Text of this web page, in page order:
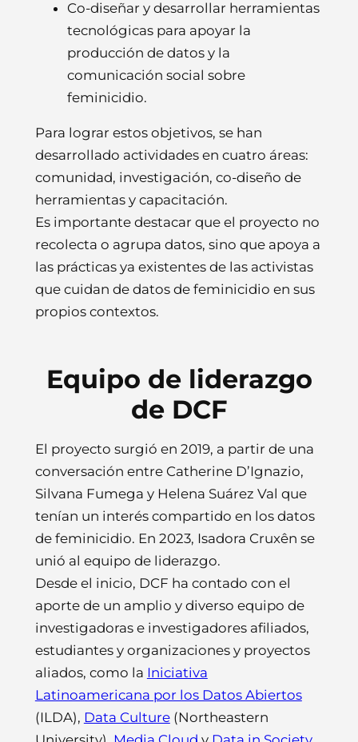
Co-diseñar y desarrollar herramientas
tecnológicas para apoyar la
producción de datos y la
comunicación social sobre
feminicidio.
Para lograr estos objetivos, se han
desarrollado actividades en cuatro áreas:
comunidad, investigación, co-diseño de
herramientas y capacitación.
Es importante destacar que el proyecto no
recolecta o agrupa datos, sino que apoya a
las prácticas ya existentes de las activistas
que cuidan de datos de feminicidio en sus
propios contextos.
Equipo de liderazgo
de DCF
El proyecto surgió en 2019, a partir de una
conversación entre Catherine D’Ignazio,
Silvana Fumega y Helena Suárez Val que
tenían un interés compartido en los datos
de feminicidio. En 2023, Isadora Cruxên se
unió al equipo de liderazgo.
Desde el inicio, DCF ha contado con el
aporte de un amplio y diverso equipo de
investigadoras e investigadores afiliados,
estudiantes y organizaciones y proyectos
aliados, como la Iniciativa
Latinoamericana por los Datos Abiertos
(ILDA), Data Culture(Northeastern